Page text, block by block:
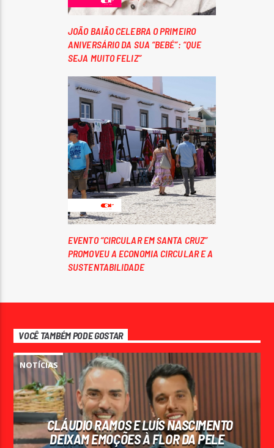
JOÃO BAIÃO CELEBRA O PRIMEIRO
ANIVERSÁRIO DA SUA “BEBÉ”: “QUE
SEJA MUITO FELIZ”
EVENTO “CIRCULAR EM SANTA CRUZ”
PROMOVEU A ECONOMIA CIRCULAR E A
SUSTENTABILIDADE
VOCÊ TAMBÉM PODE GOSTAR
NOTÍCIAS
CLÁUDIO RAMOS E LUÍS NASCIMENTO
DEIXAM EMOÇÕES À FLOR DA PELE